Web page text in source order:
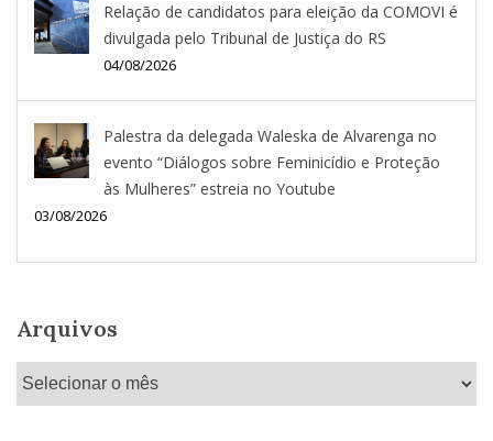
Relação de candidatos para eleição da COMOVI é
divulgada pelo Tribunal de Justiça do RS
04/08/2026
Palestra da delegada Waleska de Alvarenga no
evento “Diálogos sobre Feminicídio e Proteção
às Mulheres” estreia no Youtube
03/08/2026
Arquivos
Arquivos